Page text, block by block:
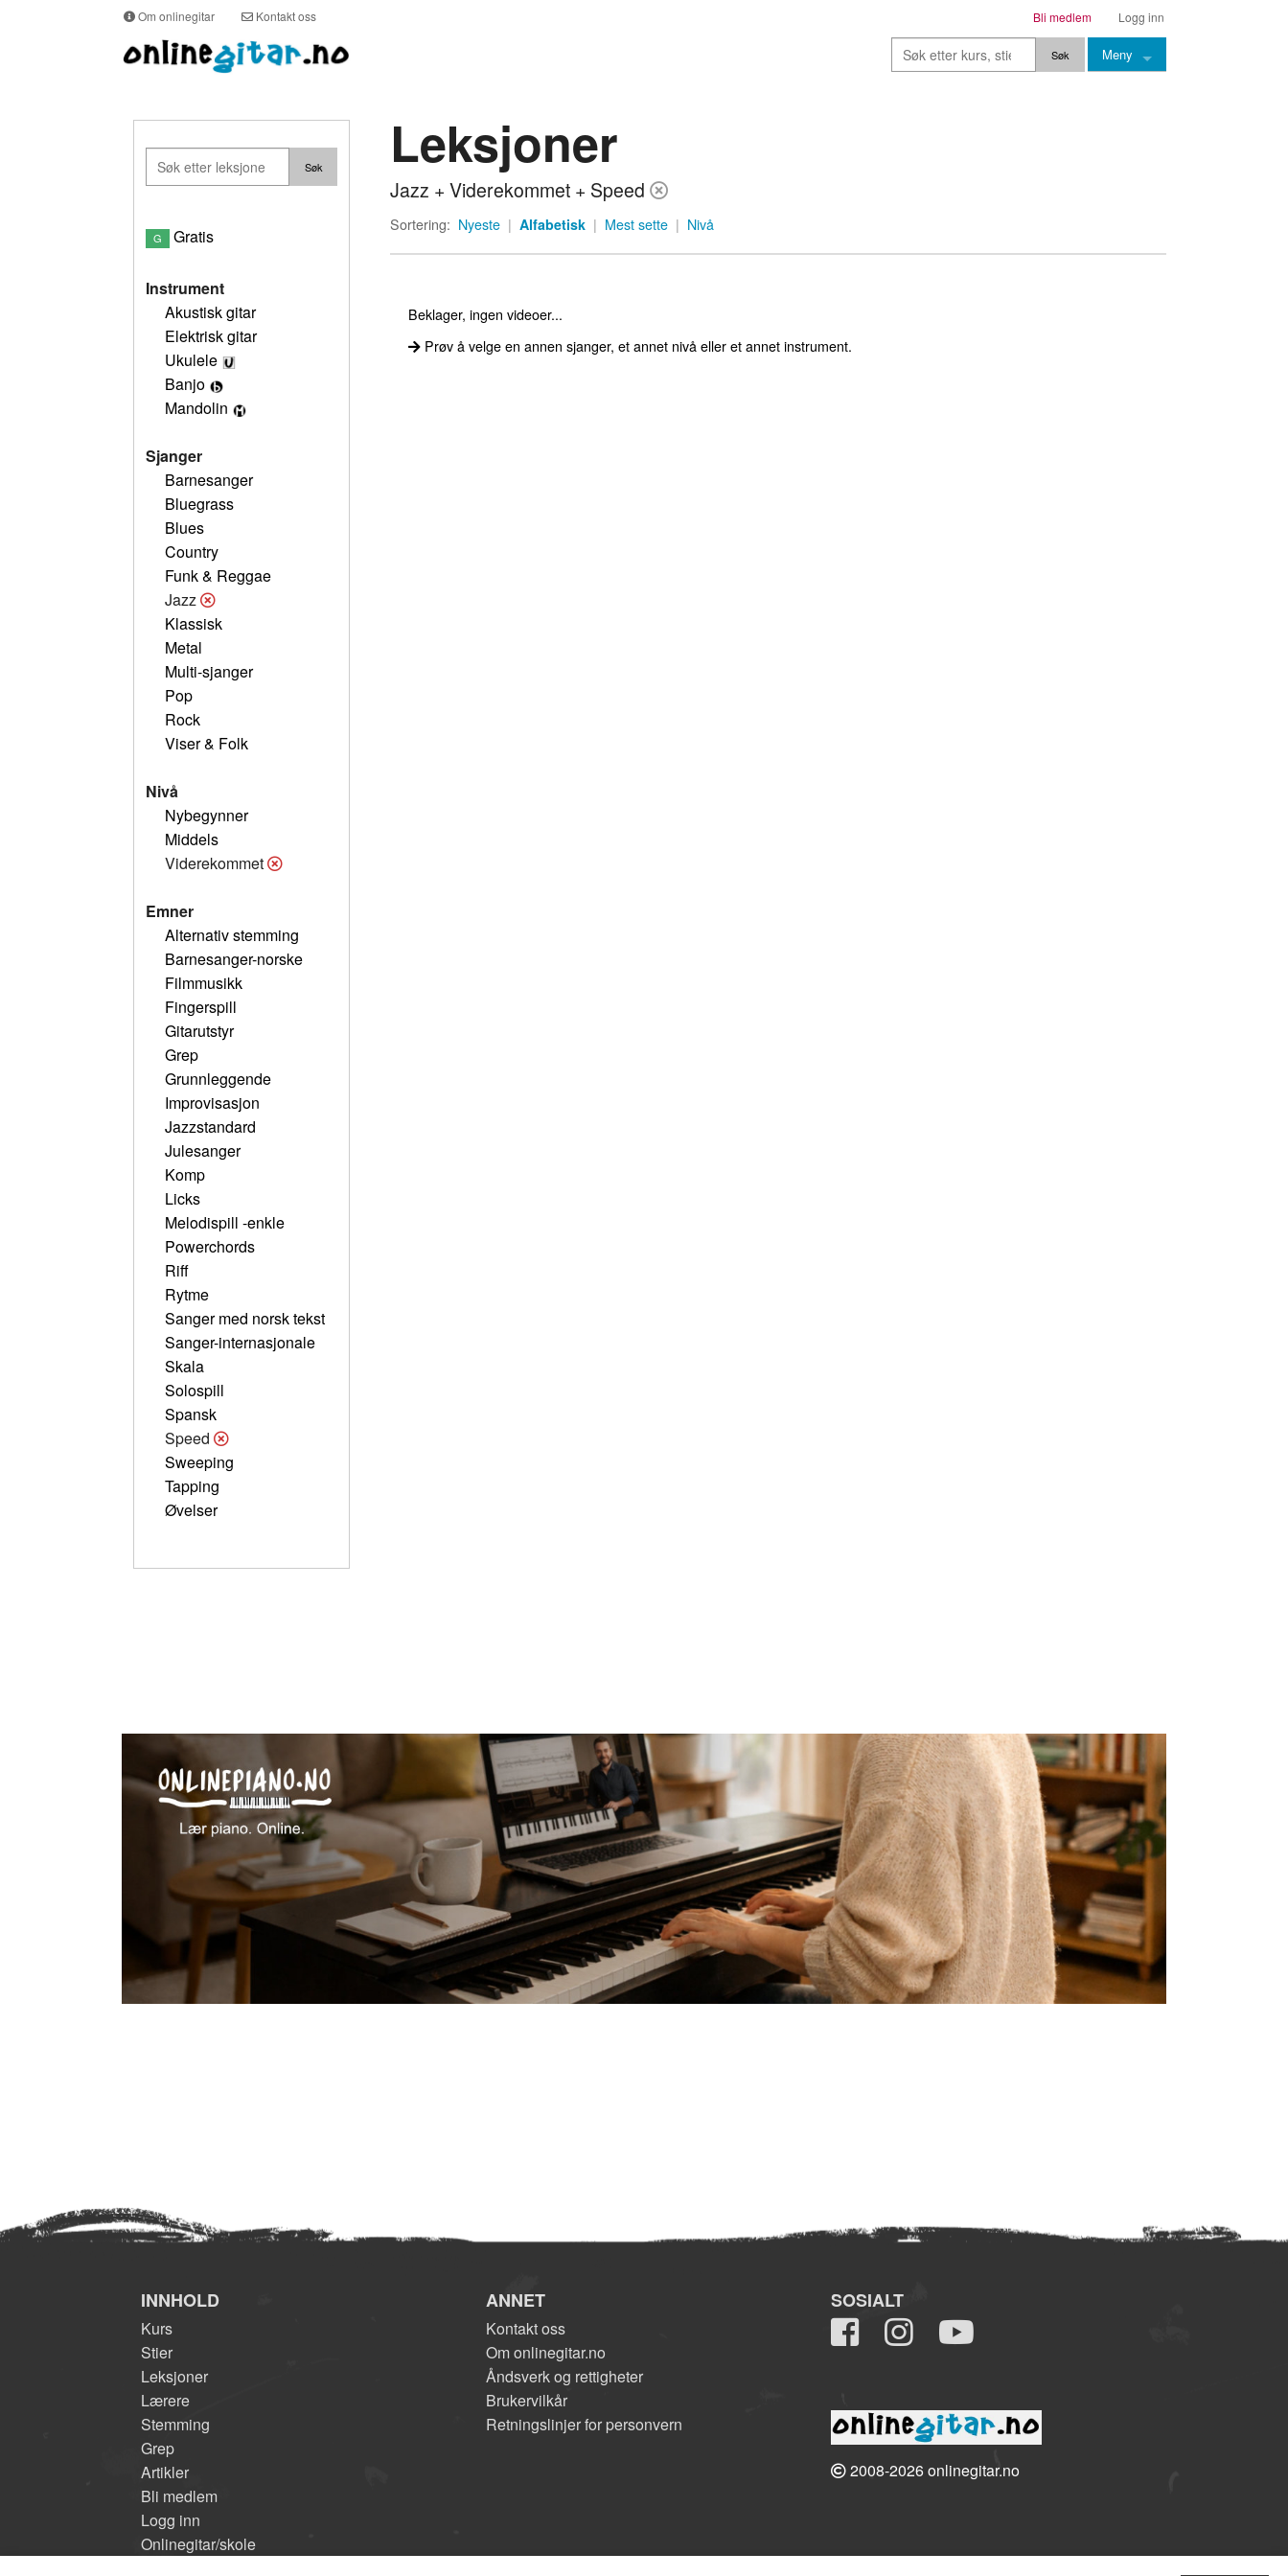
Om onlinegitar Kontakt oss Logg inn
Bli medlem
Meny
Stemming
G Gratis
Instrument
Akustisk gitar
Elektrisk gitar
Ukulele
Banjo
Mandolin
Sjanger
Barnesanger
Bluegrass
Blues
Country
Funk & Reggae
Jazz
Klassisk
Metal
Multi-sjanger
Pop
Rock
Viser & Folk
Nivå
Nybegynner
Middels
Viderekommet
Emner
Alternativ stemming
Barnesanger-norske
Filmmusikk
Fingerspill
Gitarutstyr
Grep
Grunnleggende
Improvisasjon
Jazzstandard
Julesanger
Komp
Licks
Melodispill -enkle
Powerchords
Riff
Rytme
Sanger med norsk tekst
Sanger-internasjonale
Skala
Solospill
Spansk
Speed
Sweeping
Tapping
Øvelser
Leksjoner
Jazz + Viderekommet + Speed
Sortering: Nyeste | Alfabetisk | Mest sette | Nivå
Beklager, ingen videoer...
Prøv å velge en annen sjanger, et annet nivå eller et annet instrument.
INNHOLD
Kurs
Stier
Leksjoner
Lærere
Stemming
Grep
Artikler
Bli medlem
Logg inn
Onlinegitar/skole
ANNET
Kontakt oss
Om onlinegitar.no
Åndsverk og rettigheter
Brukervilkår
Retningslinjer for personvern
SOSIALT
2008-2026 onlinegitar.no